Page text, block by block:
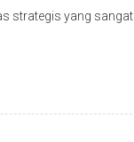
strategis yang sangat